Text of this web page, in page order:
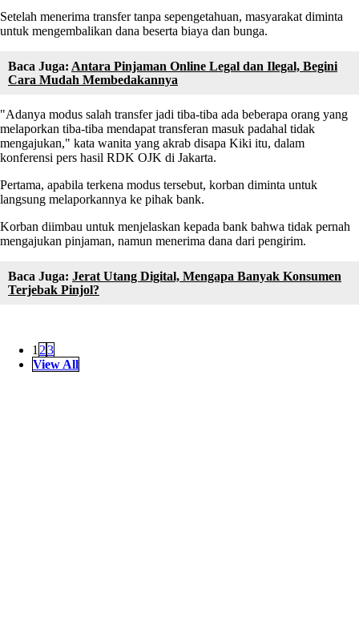
Setelah menerima transfer tanpa sepengetahuan, masyarakat diminta
untuk mengembalikan dana beserta biaya dan bunga.
Baca Juga: Antara Pinjaman Online Legal dan Ilegal, Begini
Cara Mudah Membedakannya
"Adanya modus salah transfer jadi tiba-tiba ada beberapa orang yang
melaporkan tiba-tiba mendapat transferan masuk padahal tidak
mengajukan," kata wanita yang akrab disapa Kiki itu, dalam
konferensi pers hasil RDK OJK di Jakarta.
Pertama, apabila terkena modus tersebut, korban diminta untuk
langsung melaporkannya ke pihak bank.
Korban diimbau untuk menjelaskan kepada bank bahwa tidak pernah
mengajukan pinjaman, namun menerima dana dari pengirim.
Baca Juga: Jerat Utang Digital, Mengapa Banyak Konsumen
Terjebak Pinjol?
1 23
View All